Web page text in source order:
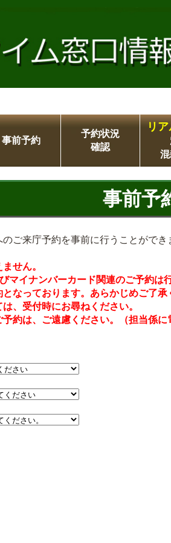
事前予約
予約状況
確認
リ
事前予
ご来庁予約を事前に行うことができ
せん。
マイナンバーカード関連のご予約は
なっております。あらかじめご了承
、受付時にお尋ねください。
約は、ご遠慮ください。（担当係